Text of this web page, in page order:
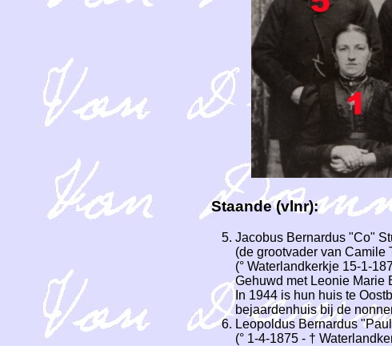
Staande (vlnr):
Jacobus Bernardus "Co"
(de grootvader van Camile
(° Waterlandkerkje 15-1-
Gehuwd met Leonie Marie
In 1944 is hun huis te
bejaardenhuis bij de
Leopoldus Bernardus
(° 1-4-1875 - †